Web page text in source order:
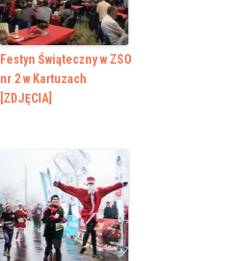
Festyn Świąteczny w ZSO
nr 2 w Kartuzach
[ZDJĘCIA]